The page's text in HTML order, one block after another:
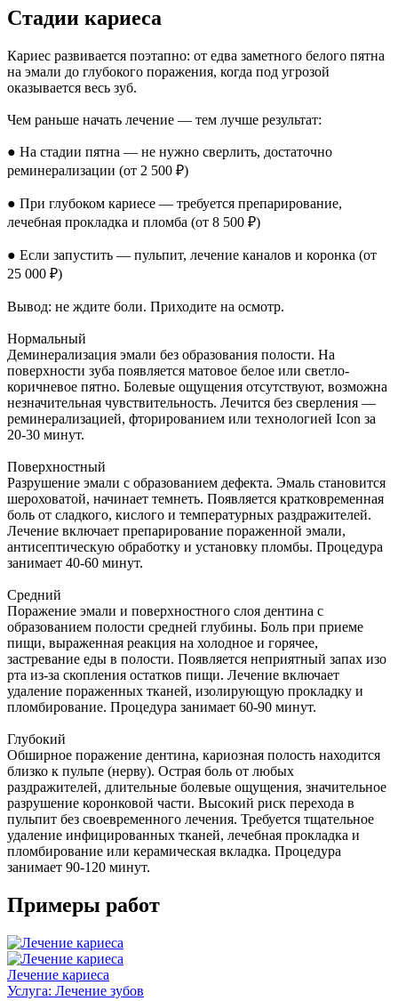
Стадии кариеса
Кариес развивается поэтапно: от едва заметного белого пятна
на эмали до глубокого поражения, когда под угрозой
оказывается весь зуб.
Чем раньше начать лечение — тем лучше результат:
● На стадии пятна — не нужно сверлить, достаточно
реминерализации (от 2 500 ₽)
● При глубоком кариесе — требуется препарирование,
лечебная прокладка и пломба (от 8 500 ₽)
● Если запустить — пульпит, лечение каналов и коронка (от
25 000 ₽)
Вывод: не ждите боли. Приходите на осмотр.
Нормальный
Деминерализация эмали без образования полости. На
поверхности зуба появляется матовое белое или светло-
коричневое пятно. Болевые ощущения отсутствуют, возможна
незначительная чувствительность. Лечится без сверления —
реминерализацией, фторированием или технологией Icon за
20-30 минут.
Поверхностный
Разрушение эмали с образованием дефекта. Эмаль становится
шероховатой, начинает темнеть. Появляется кратковременная
боль от сладкого, кислого и температурных раздражителей.
Лечение включает препарирование пораженной эмали,
антисептическую обработку и установку пломбы. Процедура
занимает 40-60 минут.
Средний
Поражение эмали и поверхностного слоя дентина с
образованием полости средней глубины. Боль при приеме
пищи, выраженная реакция на холодное и горячее,
застревание еды в полости. Появляется неприятный запах изо
рта из-за скопления остатков пищи. Лечение включает
удаление пораженных тканей, изолирующую прокладку и
пломбирование. Процедура занимает 60-90 минут.
Глубокий
Обширное поражение дентина, кариозная полость находится
близко к пульпе (нерву). Острая боль от любых
раздражителей, длительные болевые ощущения, значительное
разрушение коронковой части. Высокий риск перехода в
пульпит без своевременного лечения. Требуется тщательное
удаление инфицированных тканей, лечебная прокладка и
пломбирование или керамическая вкладка. Процедура
занимает 90-120 минут.
Примеры работ
Лечение кариеса
Услуга: Лечение зубов